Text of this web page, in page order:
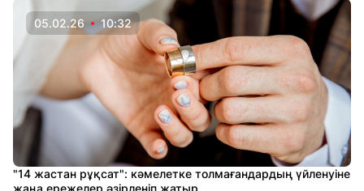
05.02.26 10:32
"14 жастан рұқсат": кәмелетке толмағандардың үйленуіне
жаңа ережелер әзірленіп жатыр